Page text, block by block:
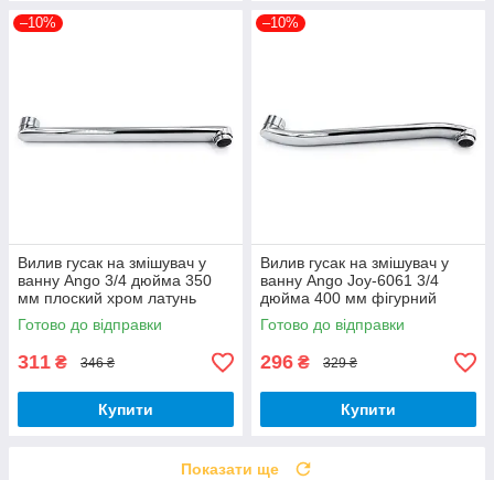
–10%
Вилив гусак на змішувач у
ванну Ango 3/4 дюйма 350
мм плоский хром латунь
втулка 19 мм
Готово до відправки
311 ₴ 346 ₴
Купити
–10%
Вилив гусак на змішувач у
ванну Ango Joy-6061 3/4
дюйма 400 мм фігурний
хром латунь
Готово до відправки
296 ₴ 329 ₴
Купити
Показати ще